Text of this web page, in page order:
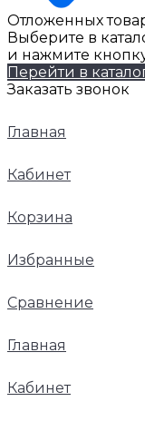
Отложенных
Выберите в
и нажмите
Перейти в
Заказать звонок
Главная
Кабинет
Корзина
Избранные
Сравнение
Главная
Кабинет